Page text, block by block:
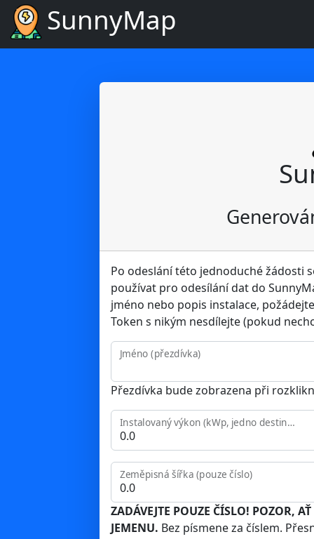
SunnyMap
Po odeslání této jednoduché žádosti
používat pro odesílání dat do
jméno nebo popis instalace,
Token s nikým nesdílejte (pokud
Jméno (přezdívka)
Přezdívka bude zobrazena při
Instalovaný výkon (kWp, jedno destinné místo)
Zeměpisná šířka (pouze číslo)
ZADÁVEJTE POUZE ČÍSLO! POZOR,
JEMENU. Bez písmene za číslem.